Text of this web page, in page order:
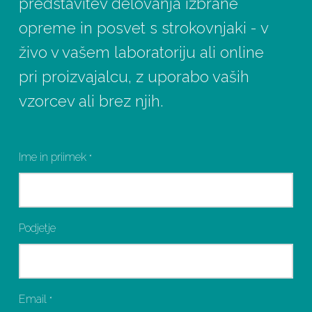
opreme in posvet s strokovnjaki - v
živo v vašem laboratoriju ali online
pri proizvajalcu, z uporabo vaših
vzorcev ali brez njih.
Ime in priimek *
Podjetje
Email *